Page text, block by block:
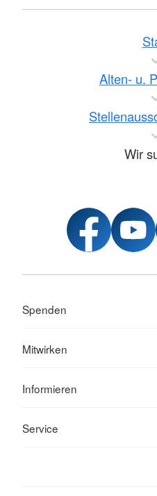
Alten- u.
Wir
Spenden
Mitwirken
Informieren
Service